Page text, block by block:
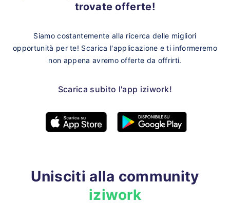
trovate offerte!
Siamo costantemente alla ricerca delle migliori
opportunità per te! Scarica l'applicazione e ti informeremo
non appena avremo offerte da offrirti.
Scarica subito l'app iziwork!
Unisciti alla community
iziwork